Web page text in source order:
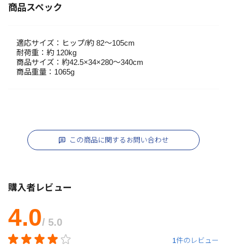
商品スペック
適応サイズ：ヒップ/約 82～105cm
耐荷重：約 120kg
商品サイズ：約42.5×34×280～340cm
商品重量：1065g
この商品に関するお問い合わせ
購入者レビュー
4.0/ 5.0
1件のレビュー